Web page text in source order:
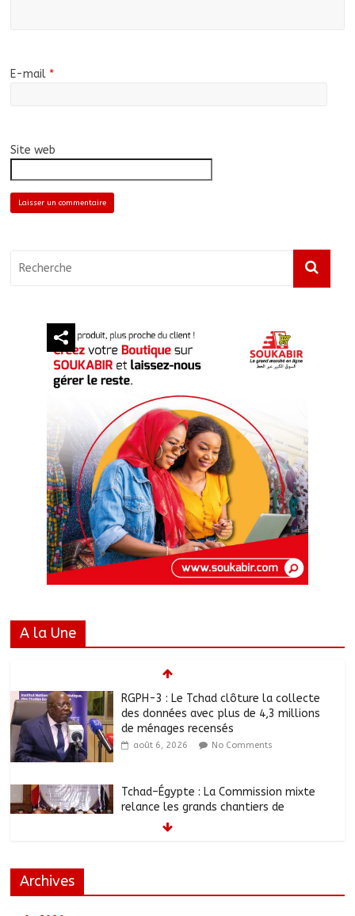
E-mail *
Site web
A la Une
RGPH-3 : Le Tchad clôture la collecte
des données avec plus de 4,3 millions
de ménages recensés
août 6, 2026 No Comments
Tchad–Égypte : La Commission mixte
relance les grands chantiers de
coopération
les progrès du Tchad en matière de
Archives